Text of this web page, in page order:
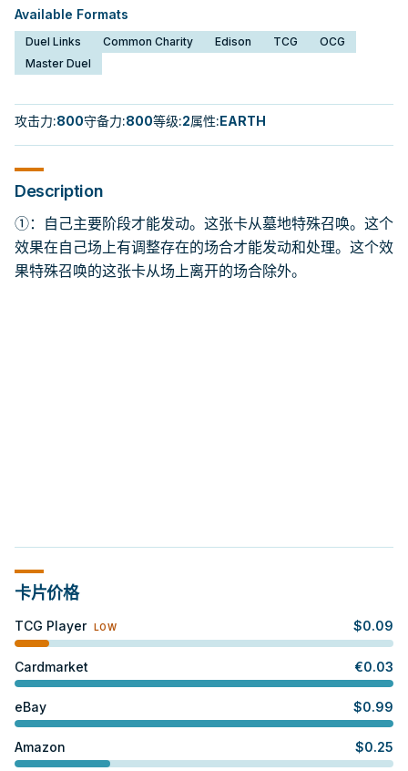
Available Formats
Duel Links Common Charity Edison TCG
OCG
Master Duel
攻击力:800守备力:800等级:2属性:EARTH
Description
①：自己主要阶段才能发动。这张卡从墓地特殊召唤。这个
效果在自己场上有调整存在的场合才能发动和处理。这个效
果特殊召唤的这张卡从场上离开的场合除外。
卡片价格
TCG Player LOW $0.09
Cardmarket €0.03
eBay $0.99
Amazon $0.25